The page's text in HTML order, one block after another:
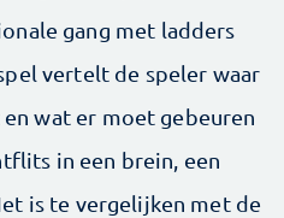
gang met ladders
vertelt de speler waar
en wat er moet gebeuren
in een brein, een
is te vergelijken met de